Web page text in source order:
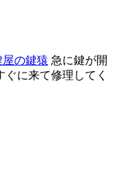
屋の鍵猿 急に鍵が開
に来て修理してく